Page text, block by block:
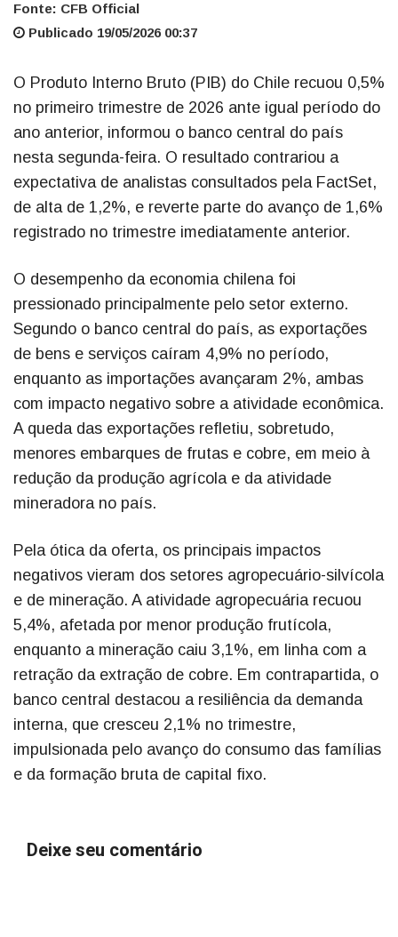
Fonte: CFB Official
Publicado 19/05/2026 00:37
O Produto Interno Bruto (PIB) do Chile recuou 0,5%
no primeiro trimestre de 2026 ante igual período do
ano anterior, informou o banco central do país
nesta segunda-feira. O resultado contrariou a
expectativa de analistas consultados pela FactSet,
de alta de 1,2%, e reverte parte do avanço de 1,6%
registrado no trimestre imediatamente anterior.
O desempenho da economia chilena foi
pressionado principalmente pelo setor externo.
Segundo o banco central do país, as exportações
de bens e serviços caíram 4,9% no período,
enquanto as importações avançaram 2%, ambas
com impacto negativo sobre a atividade econômica.
A queda das exportações refletiu, sobretudo,
menores embarques de frutas e cobre, em meio à
redução da produção agrícola e da atividade
mineradora no país.
Pela ótica da oferta, os principais impactos
negativos vieram dos setores agropecuário-silvícola
e de mineração. A atividade agropecuária recuou
5,4%, afetada por menor produção frutícola,
enquanto a mineração caiu 3,1%, em linha com a
retração da extração de cobre. Em contrapartida, o
banco central destacou a resiliência da demanda
interna, que cresceu 2,1% no trimestre,
impulsionada pelo avanço do consumo das famílias
e da formação bruta de capital fixo.
Deixe seu comentário